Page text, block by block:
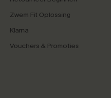
Zwem Fit Oplossing
Klarna
Vouchers & Promoties